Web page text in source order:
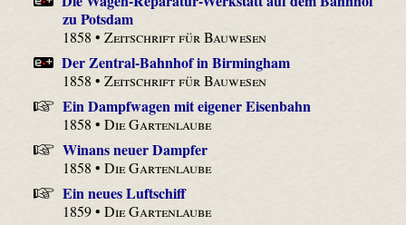
zu Potsdam
1858 •Zeitschrift für Bauwesen
Der Zentral-Bahnhof in Birmingham
1858 •Zeitschrift für Bauwesen
Ein Dampfwagen mit eigener Eisenbahn
1858 •Die Gartenlaube
Winans neuer Dampfer
1858 •Die Gartenlaube
Ein neues Luftschiff
1859 •Die Gartenlaube